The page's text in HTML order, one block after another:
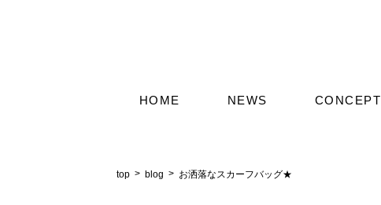
HOME NEWS CONCEPT
top blog お洒落なスカーフバッグ★